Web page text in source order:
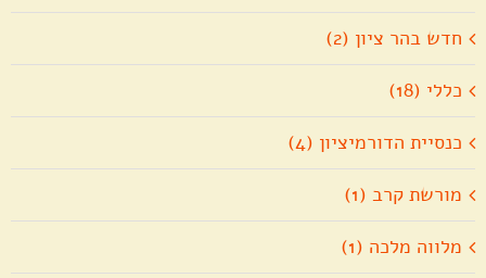
חדש בהר ציון (2)
כללי (18)
כנסיית הדורמיציון (4)
מורשת קרב (1)
מלווה מלכה (1)